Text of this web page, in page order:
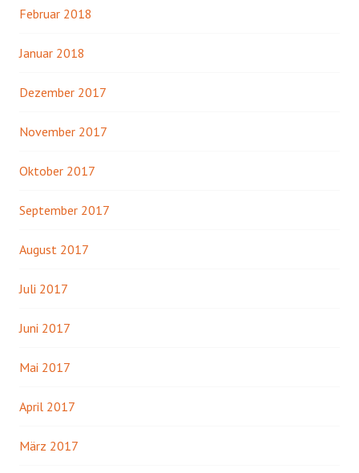
Februar 2018
Januar 2018
Dezember 2017
November 2017
Oktober 2017
September 2017
August 2017
Juli 2017
Juni 2017
Mai 2017
April 2017
März 2017